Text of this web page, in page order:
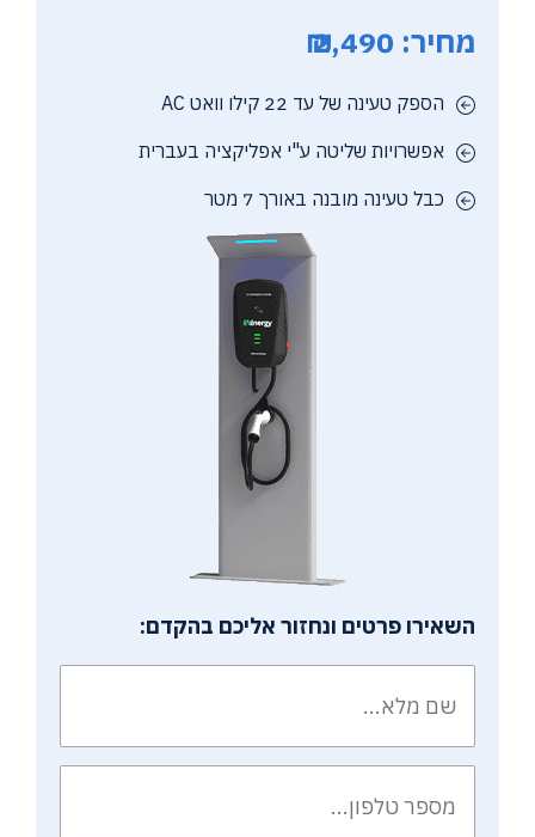
מחיר: 2,490 ₪
הספק טעינה של עד 22 קילו וואט AC
אפשרויות שליטה ע"י אפליקציה בעברית
כבל טעינה מובנה באורך 7 מטר
השאירו פרטים ונחזור אליכם בהקדם: